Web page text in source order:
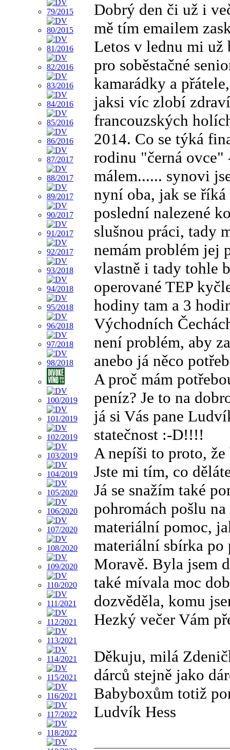
Dobrý den či už i
mě tím emailem
Letos v lednu mi
pro soběstačné
kamarádky a
jaksi víc zlobí
francouzských
2014. Co se týká
rodinu "černá ovce"
málem...... synovi
nyní oba, jak se
poslední nalezené
slušnou práci, tady
nemám problém jej
vlastně i tady tohle
operované TEP
hodiny tam a 3
Východních
není problém, aby
anebo já něco
A proč mám
peníz? Je to na
já si Vás pane
statečnost :-D!!!!
A nepíši to proto,
Jste mi tím, co
Já se snažím také
pohromách pošlu
materiální pomoc,
materiální sbírka po
Moravě. Byla jsem
také mívala moc
dozvěděla, komu
Hezký večer Vám
Děkuju, milá
dárců stejně jako
Babyboxům totiž
Ludvík Hess